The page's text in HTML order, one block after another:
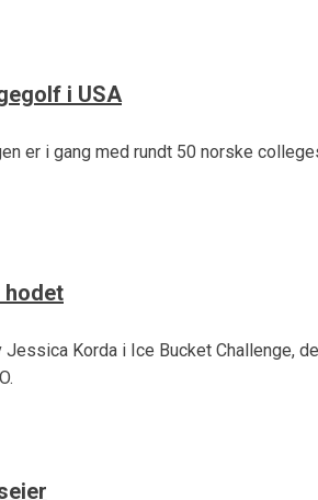
i USA
er i gang med rundt 50 norske
hodet
Korda i Ice Bucket Challenge,